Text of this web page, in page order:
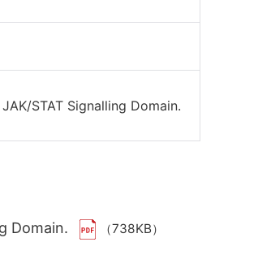
STAT Signalling Domain.
Domain. （738KB）